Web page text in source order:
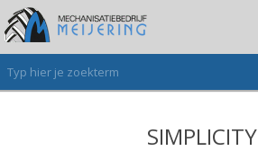
AANMELDEN ALS NIEUWE KLANTSIMPLICITY